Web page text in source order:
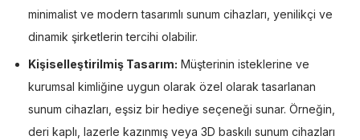
minimalist ve modern tasarımlı sunum cihazları, yenilikçi ve
dinamik şirketlerin tercihi olabilir.
Kişiselleştirilmiş Tasarım: Müşterinin isteklerine ve
kurumsal kimliğine uygun olarak özel olarak tasarlanan
sunum cihazları, eşsiz bir hediye seçeneği sunar. Örneğin,
deri kaplı, lazerle kazınmış veya 3D baskılı sunum cihazları